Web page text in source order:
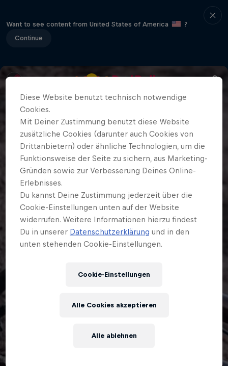
Want to see content from United States of America
?
Continue
Diese Website benutzt technisch notwendige
Cookies.
Mit Deiner Zustimmung benutzt diese Website
zusätzliche Cookies (darunter auch Cookies von
Drittanbietern) oder ähnliche Technologien, um die
Funktionsweise der Seite zu sichern, aus Marketing-
Gründen sowie zur Verbesserung Deines Online-
Erlebnisses.
Du kannst Deine Zustimmung jederzeit über die
Cookie-Einstellungen unten auf der Website
widerrufen. Weitere Informationen hierzu findest
Du in unserer Datenschutzerklärung und in den
unten stehenden Cookie-Einstellungen.
Cookie-Einstellungen
Alle ablehnen
Alle Cookies akzeptieren